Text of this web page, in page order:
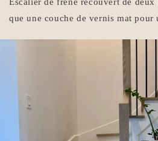
que une couche de vernis mat